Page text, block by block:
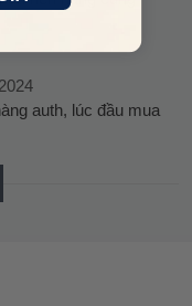
auth, lúc đầu mua